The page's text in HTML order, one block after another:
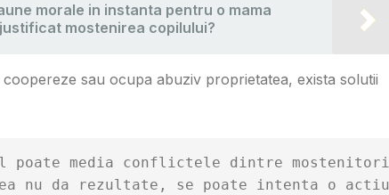
morale in instanta pentru o mama
mostenirea copilului?
sau ocupa abuziv proprietatea, exista solutii
media conflictele dintre
nu da rezultate, se poate intenta o